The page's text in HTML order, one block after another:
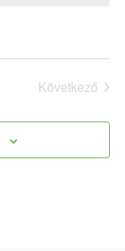
Következő